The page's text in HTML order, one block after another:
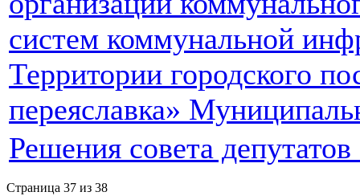
систем коммунальной
Территории городского
переяславка»
Решения совета
Страница 37 из 38